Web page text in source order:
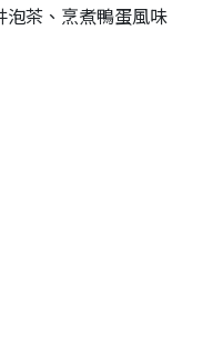
茶、烹煮鴨蛋風味